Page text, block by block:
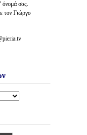
όνομά σας.
τον Γιώργο